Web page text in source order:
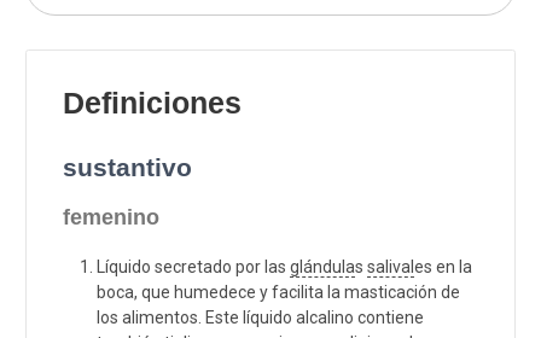
Definiciones
sustantivo
femenino
Líquido secretado por las glándulas salival es en la
boca, que humedece y facilita la masticación de
los alimentos. Este líquido alcalino contiene